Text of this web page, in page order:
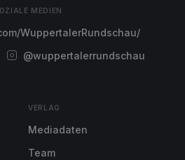
MEDIEN
WuppertalerRundschau/
@wuppertalerrundschau
VERLAG
Mediadaten
Team